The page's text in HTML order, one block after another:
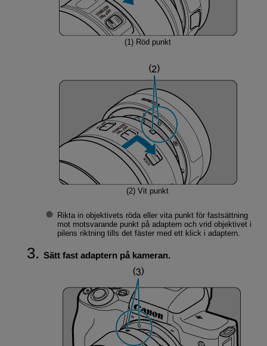
(1)Röd punkt
(2) Vit punkt
Rikta in objektivets röda eller vita punkt för fastsättning
mot motsvarande punkt på adaptern och vrid objektivet i
pilens riktning tills det fäster med ett klick i adaptern.
Sätt fast adaptern på kameran.